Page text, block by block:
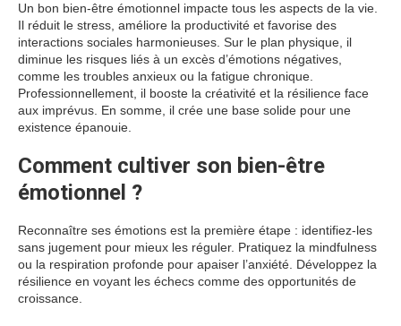
Un bon bien-être émotionnel impacte tous les aspects de la vie.
Il réduit le stress, améliore la productivité et favorise des
interactions sociales harmonieuses. Sur le plan physique, il
diminue les risques liés à un excès d’émotions négatives,
comme les troubles anxieux ou la fatigue chronique.
Professionnellement, il booste la créativité et la résilience face
aux imprévus. En somme, il crée une base solide pour une
existence épanouie.
Comment cultiver son bien-être
émotionnel ?
Reconnaître ses émotions est la première étape : identifiez-les
sans jugement pour mieux les réguler. Pratiquez la mindfulness
ou la respiration profonde pour apaiser l’anxiété. Développez la
résilience en voyant les échecs comme des opportunités de
croissance.